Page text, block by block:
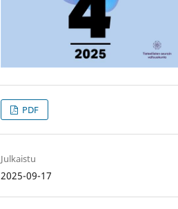
PDF
Julkaistu
2025-09-17